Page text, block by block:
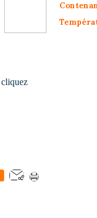
cliquez